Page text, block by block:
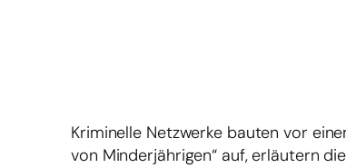
Kriminelle Netzwerke bauten vor
von Minderjährigen“ auf, erläutern